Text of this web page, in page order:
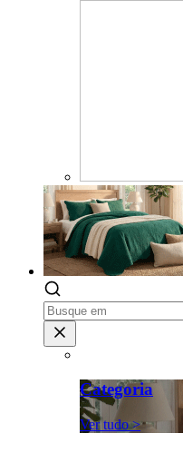
Categoria
Ver tudo >